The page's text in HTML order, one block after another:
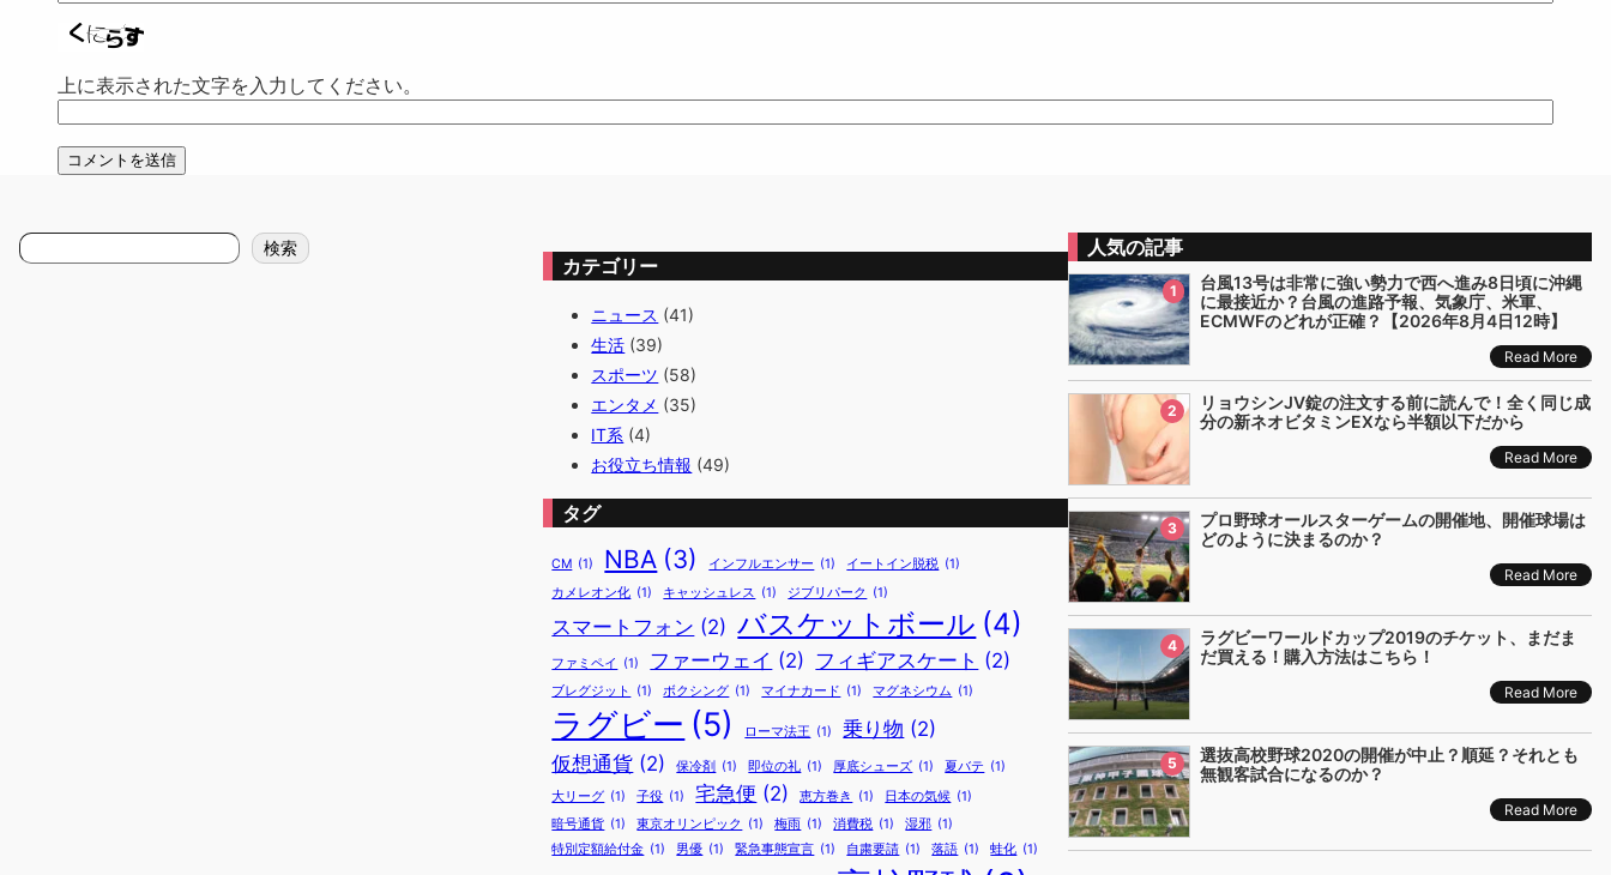
上に表示された文字を入力してください。
検
索
検索
カテゴリー
ニュース (41)
生活 (39)
スポーツ (58)
エンタメ (35)
IT系 (4)
お役立ち情報 (49)
タグ
CM (1) NBA (3) インフルエンサー (1) イートイン脱税 (1)
カメレオン化 (1) キャッシュレス (1) ジブリパーク (1)
スマートフォン (2) バスケットボール (4)
ファミペイ (1) ファーウェイ (2) フィギアスケート (2)
ブレグジット (1) ボクシング (1) マイナカード (1) マグネシウム (1)
ラグビー (5) ローマ法王 (1) 乗り物 (2)
仮想通貨 (2) 保冷剤 (1) 即位の礼 (1) 厚底シューズ (1) 夏バテ (1)
大リーグ (1) 子役 (1) 宅急便 (2) 恵方巻き (1) 日本の気候 (1)
暗号通貨 (1) 東京オリンピック (1) 梅雨 (1) 消費税 (1) 湿邪 (1)
特別定額給付金 (1) 男優 (1) 緊急事態宣言 (1) 自粛要請 (1) 落語 (1) 蛙化 (1)
人気の記事
1
台風13号は非常に強い勢力で西へ進み8日頃に沖縄
に最接近か？台風の進路予報、気象庁、米軍、
ECMWFのどれが正確？【2026年8月4日12時】
Read More
2
リョウシンJV錠の注文する前に読んで！全く同じ成
分の新ネオビタミンEXなら半額以下だから
Read More
3
プロ野球オールスターゲームの開催地、開催球場は
どのように決まるのか？
Read More
4
ラグビーワールドカップ2019のチケット、まだま
だ買える！購入方法はこちら！
Read More
5
選抜高校野球2020の開催が中止？順延？それとも
無観客試合になるのか？
Read More